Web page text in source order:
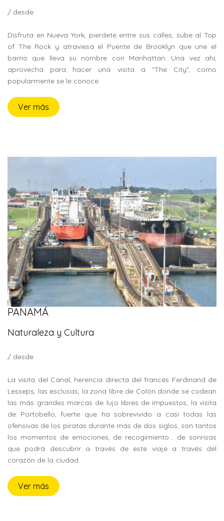
/ desde
Disfruta en Nueva York, pierdete entre sus calles, sube al Top
of The Rock y atraviesa el Puente de Brooklyn que une el
barrio que lleva su nombre con Manhattan. Una vez ahí,
aprovecha para hacer una visita a "The City", como
popularmente se le conoce.
Ver más
PANAMÁ
Naturaleza y Cultura
/ desde
La visita del Canal, herencia directa del francés Ferdinand de
Lesseps, las esclusas, la zona libre de Colón donde se codean
las más grandes marcas de lujo libres de impuestos, la visita
de Portobello, fuerte que ha sobrevivido a casi todas las
ofensivas de los piratas durante más de dos siglos, son tantos
los momentos de emociones, de recogimiento... de sonrisas
que podrá descubrir a través de este viaje a través del
corazón de la ciudad.
Ver más